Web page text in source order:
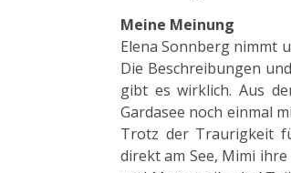
Meine Meinung
Elena Sonnberg nimmt
Die Beschreibungen
gibt es wirklich. Aus
Gardasee noch einmal
Trotz der Traurigkeit
direkt am See, Mimi